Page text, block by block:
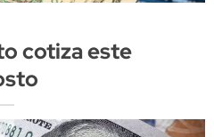
cotiza este